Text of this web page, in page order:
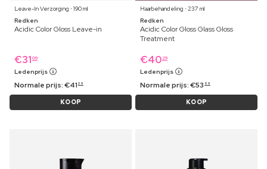
Leave-In Verzorging ⋅ 190 ml
Redken
Acidic Color Gloss Leave-in
€31 09
Ledenprijs
Normale prijs:€41 29
KOOP
Haarbehandeling ⋅ 237 ml
Redken
Acidic Color Gloss Glass Gloss
Treatment
€40 29
Ledenprijs
Normale prijs:€53 69
KOOP